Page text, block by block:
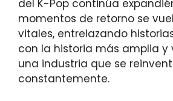
del K-Pop continúa
momentos de retorno se
vitales, entrelazando
con la historia más amplia y
una industria que se
constantemente.